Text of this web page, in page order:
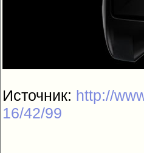
Источник: http://
16/42/99